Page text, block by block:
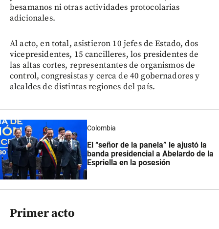
besamanos ni otras actividades protocolarias
adicionales.
Al acto, en total, asistieron 10 jefes de Estado, dos
vicepresidentes, 15 cancilleres, los presidentes de
las altas cortes, representantes de organismos de
control, congresistas y cerca de 40 gobernadores y
alcaldes de distintas regiones del país.
Colombia
El “señor de la panela” le ajustó la
banda presidencial a Abelardo de la
Espriella en la posesión
Primer acto